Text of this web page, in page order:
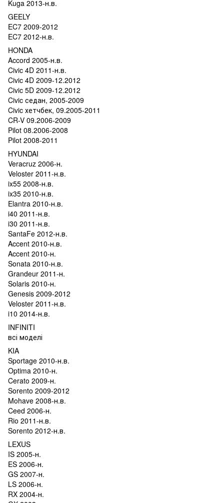
Kuga 2013-н.в.
GEELY
EC7 2009-2012
EC7 2012-н.в.
HONDA
Accord 2005-н.в.
Civic 4D 2011-н.в.
Civic 4D 2009-12.2012
Civic 5D 2009-12.2012
Civic седан, 2005-2009
Civic хетчбек, 09.2005-2011
CR-V 09.2006-2009
Pilot 08.2006-2008
Pilot 2008-2011
HYUNDAI
Veracruz 2006-н.
Veloster 2011-н.в.
ix55 2008-н.в.
ix35 2010-н.в.
Elantra 2010-н.в.
i40 2011-н.в.
i30 2011-н.в.
SantaFe 2012-н.в.
Accent 2010-н.в.
Accent 2010-н.
Sonata 2010-н.в.
Grandeur 2011-н.
Solaris 2010-н.
Genesis 2009-2012
Veloster 2011-н.в.
i10 2014-н.в.
INFINITI
всі моделі
KIA
Sportage 2010-н.в.
Optima 2010-н.
Cerato 2009-н.
Sorento 2009-2012
Mohave 2008-н.в.
Ceed 2006-н.
Rio 2011-н.в.
Sorento 2012-н.в.
LEXUS
IS 2005-н.
ES 2006-н.
GS 2007-н.
LS 2006-н.
RX 2004-н.